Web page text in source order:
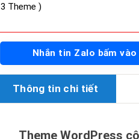
3 Theme )
Nhắn tin Zalo bấm vào
Thông tin chi tiết
Theme WordPress